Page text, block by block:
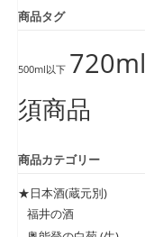
商品タグ
500ml以下 720ml
須商品
商品カテゴリー
★日本酒(蔵元別)
福井の酒